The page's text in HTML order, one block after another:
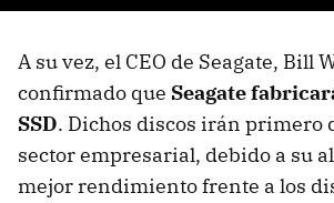
A su vez, el CEO de Seagate, Bill
confirmado que Seagate
SSD. Dichos discos irán primero
sector empresarial, debido a su
mejor rendimiento frente a los